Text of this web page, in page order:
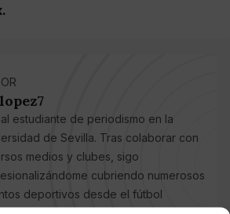
estudiante de periodismo en la
de Sevilla. Tras colaborar con
medios y clubes, sigo
cubriendo numerosos
deportivos desde el fútbol